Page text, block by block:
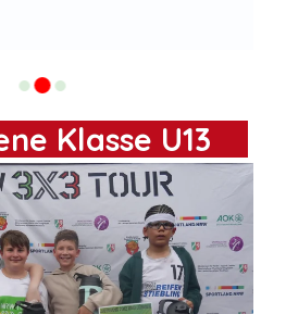
Klasse U13